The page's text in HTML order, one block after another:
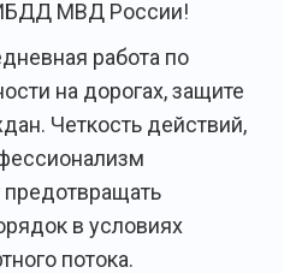
МВД России!
работа по
на дорогах, защите
Четкость действий,
в условиях
потока.